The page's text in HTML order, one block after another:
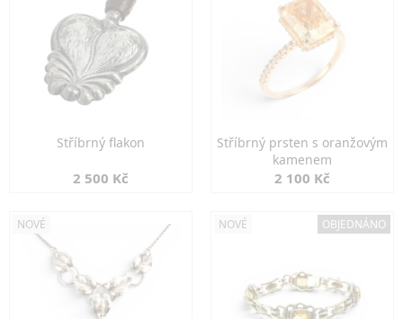
Stříbrný flakon
2 500 Kč
Stříbrný prsten s oranžovým
kamenem
2 100 Kč
NOVÉ NOVÉ OBJEDNÁNO